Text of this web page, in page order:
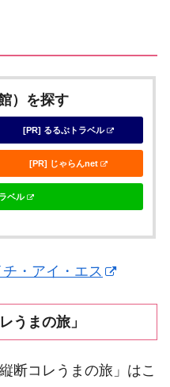
）を探す
[PR] るるぶトラベル
[PR] じゃらんnet
ベル
・アイ・エス
うまの旅」
断コレうまの旅」はこ